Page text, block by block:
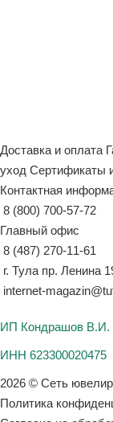
Доставка и оплата
уход Сертификаты
Контактная
8 (800) 700-57-72
Главный офис
8 (487) 270-11-61
г. Тула пр. Ленина
internet-
ИП Кондрашов В.И.
ИНН 623300020475
2026 © Сеть
Политика